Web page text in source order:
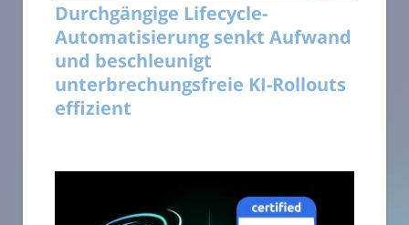
Durchgängige Lifecycle-
Automatisierung senkt Aufwand
und beschleunigt
unterbrechungsfreie KI-Rollouts
effizient